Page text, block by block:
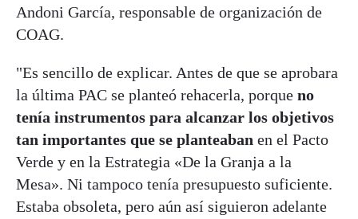
Andoni García, responsable de organización de
COAG.
"Es sencillo de explicar. Antes de que se aprobara
la última PAC se planteó rehacerla, porque no
tenía instrumentos para alcanzar los objetivos
tan importantes que se planteaban en el Pacto
Verde y en la Estrategia «De la Granja a la
Mesa». Ni tampoco tenía presupuesto suficiente.
Estaba obsoleta, pero aún así siguieron adelante